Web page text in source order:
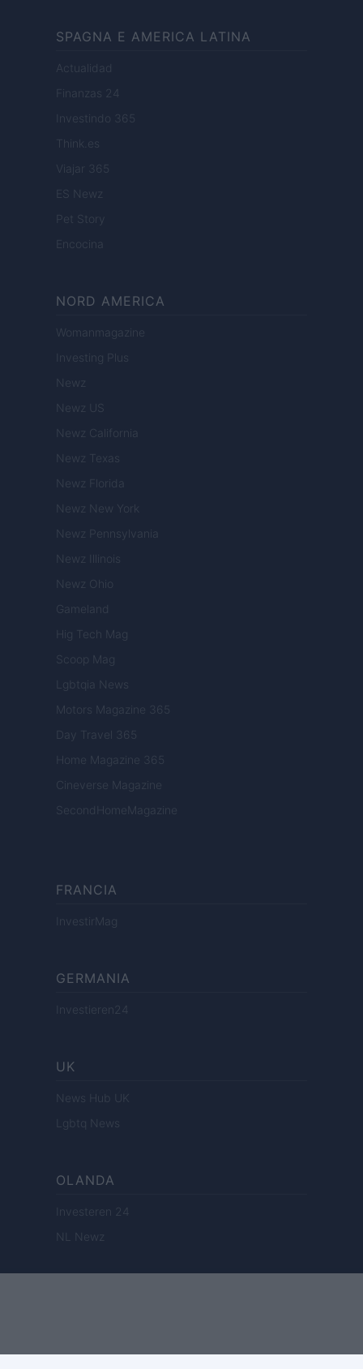
SPAGNA E AMERICA LATINA
Actualidad
Finanzas 24
Investindo 365
Think.es
Viajar 365
ES Newz
Pet Story
Encocina
NORD AMERICA
Womanmagazine
Investing Plus
Newz
Newz US
Newz California
Newz Texas
Newz Florida
Newz New York
Newz Pennsylvania
Newz Illinois
Newz Ohio
Gameland
Hig Tech Mag
Scoop Mag
Lgbtqia News
Motors Magazine 365
Day Travel 365
Home Magazine 365
Cineverse Magazine
SecondHomeMagazine
FRANCIA
InvestirMag
GERMANIA
Investieren24
UK
News Hub UK
Lgbtq News
OLANDA
Investeren 24
NL Newz